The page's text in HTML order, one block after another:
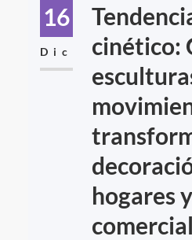
16
Dic
cinético:
hogares